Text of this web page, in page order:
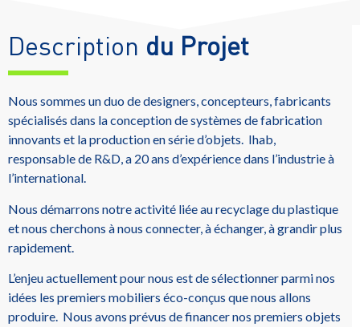
Description du Projet
Nous sommes un duo de designers, concepteurs, fabricants
spécialisés dans la conception de systèmes de fabrication
innovants et la production en série d’objets. Ihab,
responsable de R&D, a 20 ans d’expérience dans l’industrie à
l’international.
Nous démarrons notre activité liée au recyclage du plastique
et nous cherchons à nous connecter, à échanger, à grandir plus
rapidement.
L’enjeu actuellement pour nous est de sélectionner parmi nos
idées les premiers mobiliers éco-conçus que nous allons
produire. Nous avons prévus de financer nos premiers objets